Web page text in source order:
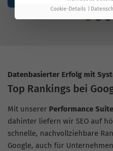
Datenbasierter Erfolg mit
Top Rankings bei
Mit unserer Performance Suite
dahinter liefern wir SEO auf
schnelle, nachvollziehbare
Google, auch für
Cookie-Details